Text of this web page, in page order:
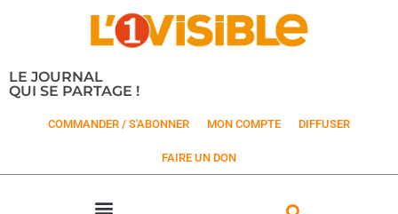
LE JOURNAL
QUI SE PARTAGE !
COMMANDER / S'ABONNER MON COMPTE DIFFUSER
FAIRE UN DON